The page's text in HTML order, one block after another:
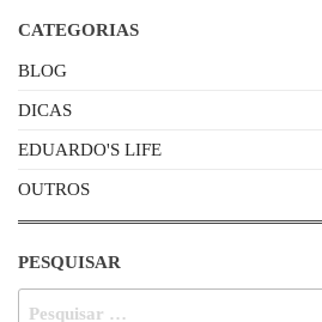
CATEGORIAS
BLOG
DICAS
EDUARDO'S LIFE
OUTROS
PESQUISAR